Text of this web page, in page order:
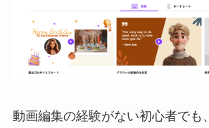
動画編集の経験がない初心者でも、